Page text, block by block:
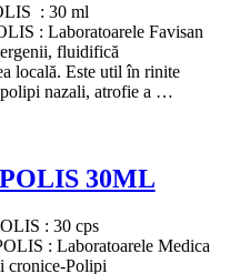
: 30 ml
: Laboratoarele Favisan
fluidifică
locală. Este util în rinite
nazali, atrofie a …
30ML
: 30 cps
: Laboratoarele Medica
cronice-Polipi